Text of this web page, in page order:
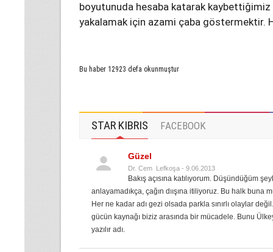
boyutunuda hesaba katarak kaybettiğimiz
yakalamak için azami çaba göstermektir.
Bu haber 12923 defa okunmuştur
STAR KIBRIS FACEBOOK
Güzel
Dr. Cem Lefkoşa - 9.06.2013
Bakış açısına katılıyorum. Düşündüğüm
anlayamadıkça, çağın dıışına itiliyoruz. Bu halk buna
Her ne kadar adı gezi olsada parkla sınırlı olaylar
gücün kaynağı biziz arasında bir mücadele. Bunu
yazılır adı.